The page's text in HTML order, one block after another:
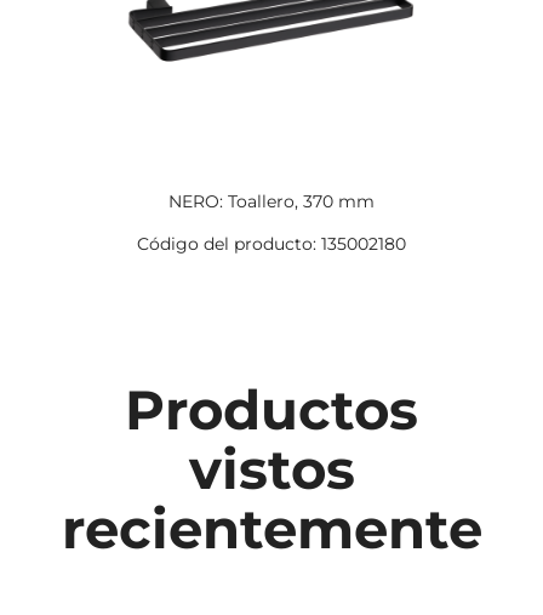
NERO: Toallero, 370 mm
Código del producto: 135002180
Productos
vistos
recientemente